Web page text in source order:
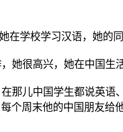
在学校学习汉语，她的同
她很高兴， 她在中国生
那儿中国学生都说英语、
每个周末他的中国朋友给